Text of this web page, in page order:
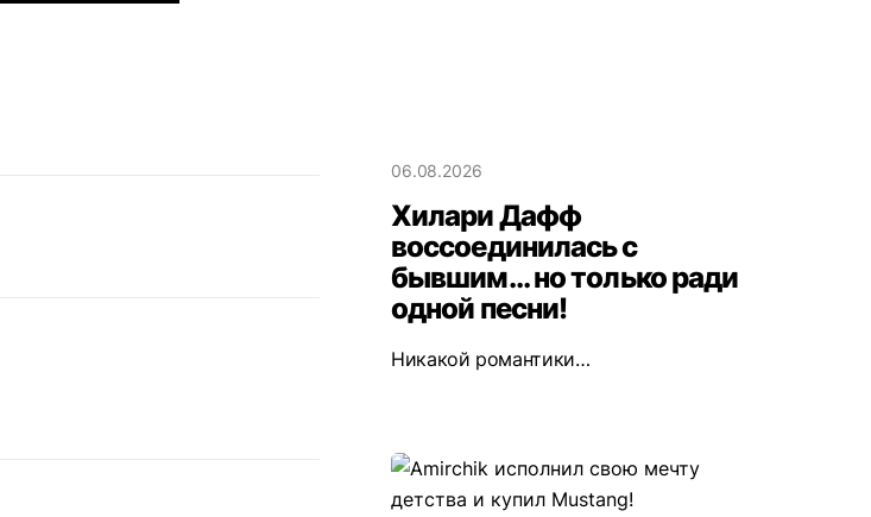
06.08.2026
Хилари Дафф
воссоединилась с
бывшим... но только ради
одной песни!
Никакой романтики…